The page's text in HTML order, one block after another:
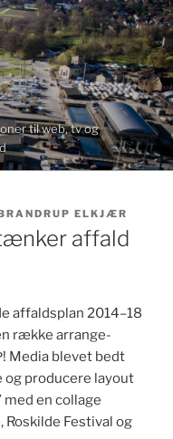
til web, tv og
ELKJÆR
affald
affald­splan 2014–18
række arrange­
! Media blevet bedt
pro­duc­ere lay­out
en col­lage
Roskilde Fes­ti­val og